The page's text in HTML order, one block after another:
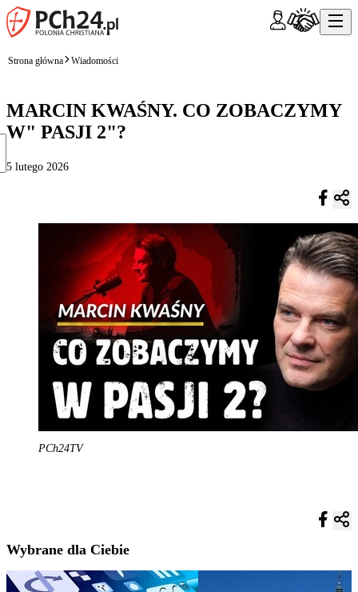
Strona główna Wiadomości
MARCIN KWAŚNY. CO ZOBACZYMY
W" PASJI 2"?
5 lutego 2026
PCh24TV
Wybrane dla Ciebie